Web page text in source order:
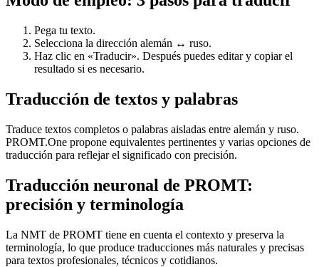
Pega tu texto.
Selecciona la dirección alemán ↔ ruso.
Haz clic en «Traducir». Después puedes editar y copiar el
resultado si es necesario.
Traducción de textos y palabras
Traduce textos completos o palabras aisladas entre alemán y ruso.
PROMT.One propone equivalentes pertinentes y varias opciones de
traducción para reflejar el significado con precisión.
Traducción neuronal de PROMT:
precisión y terminología
La NMT de PROMT tiene en cuenta el contexto y preserva la
terminología, lo que produce traducciones más naturales y precisas
para textos profesionales, técnicos y cotidianos.